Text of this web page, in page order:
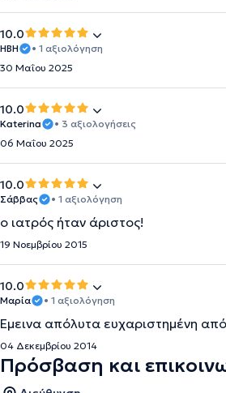
10.0
HBH
• 1 αξιολόγηση
30 Μαΐου 2025
10.0
Katerina
• 3 αξιολογήσεις
06 Μαΐου 2025
10.0
Σάββας • 1 αξιολόγηση
ο ιατρός ήταν άριστος!
19 Νοεμβρίου 2015
10.0
Μαρία • 1 αξιολόγηση
Εμεινα απόλυτα ευχαριστημένη
04 Δεκεμβρίου 2014
Πρόσβαση και